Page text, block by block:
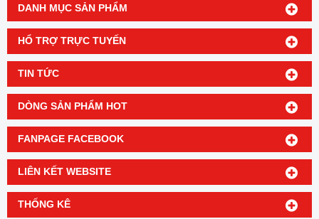
DANH MỤC SẢN PHẨM
HỔ TRỢ TRỰC TUYẾN
TIN TỨC
DÒNG SẢN PHẨM HOT
FANPAGE FACEBOOK
LIÊN KẾT WEBSITE
THỐNG KÊ